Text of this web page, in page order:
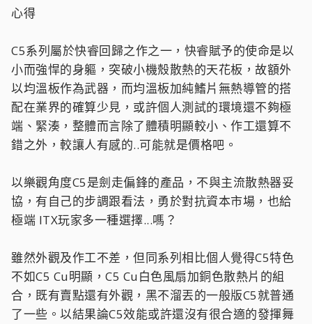
心得
C5系列屬於快睿回歸之作之一，快睿賦予的使命是以
小而強悍的身軀，突破小機殼散熱的天花板，故額外
以均溫板作為武器，而均溫板加純鰭片無熱導管的搭
配在業界的確算少見，或許個人測試的環境還不夠極
端、緊湊，整體而言除了體積明顯較小、作工還算不
錯之外，較讓人有感的..可能就是價格吧。
以樂觀角度C5是劍走偏鋒的產品，不與主流散熱器妥
協，有自己的步調跟看法，勇於對抗資本市場，也給
極端 ITX玩家多一種選擇...嗎？
雖然外觀及作工不差，但同系列相比個人覺得C5特色
不如C5 Cu明顯，C5 Cu白色風扇加銅色散熱片的組
合，既有賣點還有外觀，黑不溜丟的一般版C5就普通
了一些。以結果論C5效能或許還沒有很合適的發揮舞